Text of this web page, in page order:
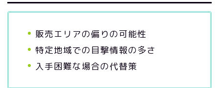
販売エリアの偏りの可能性
特定地域での目撃情報の多さ
入手困難な場合の代替策